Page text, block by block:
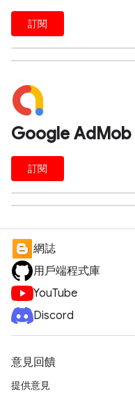
訂閱
Google AdMob
訂閱
網誌
用戶端程式庫
YouTube
Discord
意見回饋
提供意見